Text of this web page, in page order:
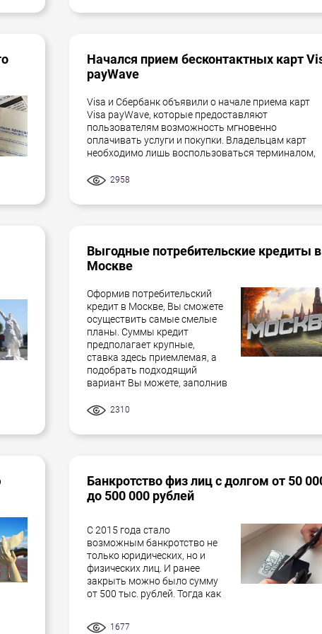
Начался прием бесконтактных карт
payWave
Visa и Сбербанк объявили о начале приема карт
Visa payWave, которые предоставляют
пользователям возможность мгновенно
оплачивать услуги и покупки. Владельцам карт
необходимо лишь воспользоваться терминалом,
2958
Выгодные потребительские кредиты в
Москве
Оформив потребительский
кредит в Москве, Вы сможете
осуществить самые смелые
планы. Суммы кредит
предполагает крупные,
ставка здесь приемлемая, а
подобрать подходящий
вариант Вы можете, заполнив
2310
Банкротство физ лиц с долгом от 50
до 500 000 рублей
С 2015 года стало
возможным банкротство не
только юридических, но и
физических лиц. И ранее
закрыть можно было сумму
от 500 тыс. рублей. Тогда как
1677